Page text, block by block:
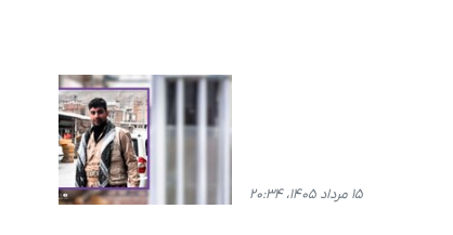
۱۵ مرداد ۱۴۰۵، ۲۰:۳۴